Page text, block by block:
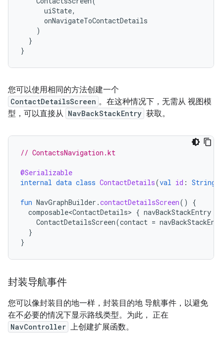
uiState,
onNavigateToContactDetails
)
}
}
您可以使用相同的方法创建一个
ContactDetailsScreen 。在这种情况下，无需从 视图模
型，可以直接从 NavBackStackEntry 获取。
// ContactsNavigation.kt
@Serializable
internal data class ContactDetails(val id : String
fun NavGraphBuilder .contactDetailsScreen()
{
composable<ContactDetails> { navBackStackEntry
ContactDetailsScreen(contact =
}
}
封装导航事件
您可以像封装目的地一样，封装目的地 导航事件，以避免
在不必要的情况下显示路线类型。为此， 正在
NavController 上创建扩展函数。